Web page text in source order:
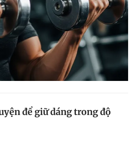
để giữ dáng trong độ